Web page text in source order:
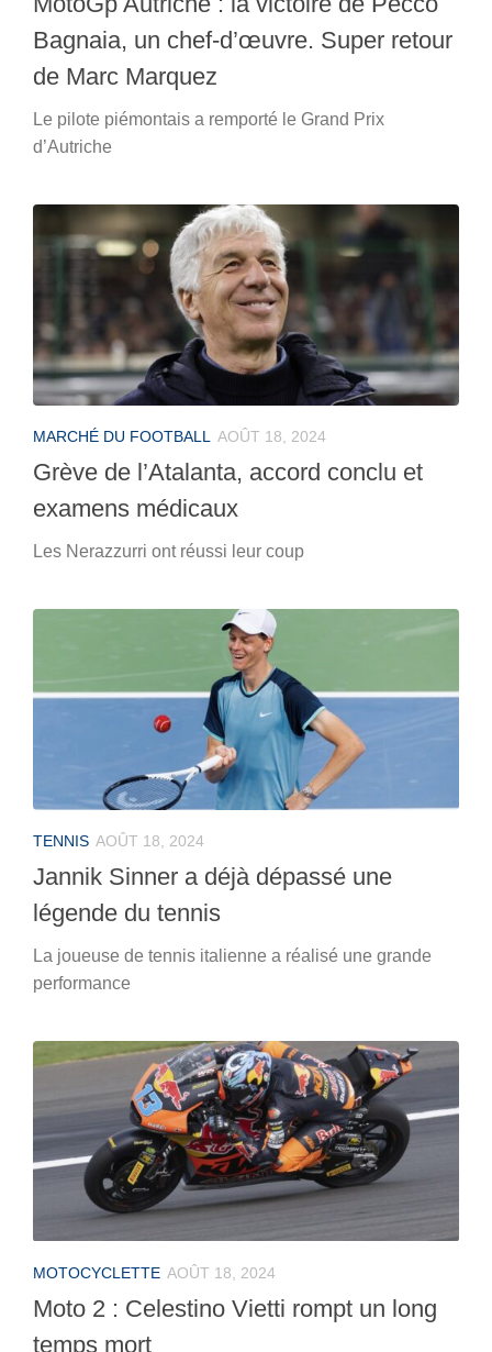
Bagnaia, un chef-d’œuvre. Super retour
de Marc Marquez
Le pilote piémontais a remporté le Grand Prix
d’Autriche
MARCHÉ DU FOOTBALL AOÛT 18, 2024
Grève de l’Atalanta, accord conclu et
examens médicaux
Les Nerazzurri ont réussi leur coup
TENNIS AOÛT 18, 2024
Jannik Sinner a déjà dépassé une
légende du tennis
La joueuse de tennis italienne a réalisé une grande
performance
MOTOCYCLETTE AOÛT 18, 2024
Moto 2 : Celestino Vietti rompt un long
temps mort